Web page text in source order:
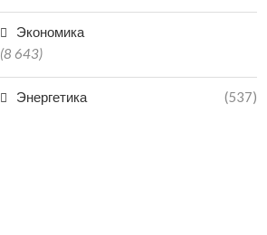
Экономика
(8 643)
Энергетика (537)